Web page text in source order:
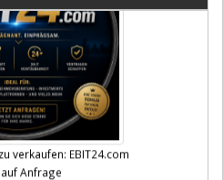
verkaufen: EBIT24.com
Anfrage